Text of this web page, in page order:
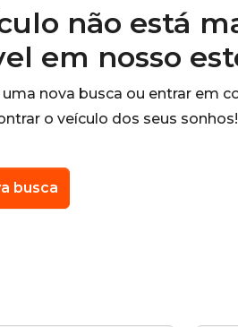
não está
em nosso
nova busca ou entrar em
o veículo dos seus sonhos!
busca